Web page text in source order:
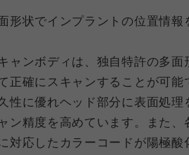
形状でインプラントの位置情報
ャンボディは、独自特許の多面
正確にスキャンすることが可能
性に優れヘッド部分に表面処理
ン精度を高めています。また、
対応したカラーコードが陽極酸